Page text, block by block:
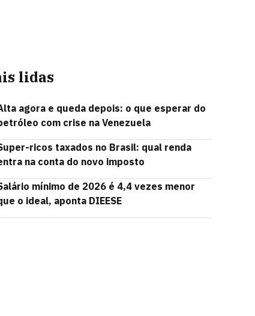
lidas
agora e queda depois: o que esperar do
com crise na Venezuela
ricos taxados no Brasil: qual renda
na conta do novo imposto
mínimo de 2026 é 4,4 vezes menor
o ideal, aponta DIEESE